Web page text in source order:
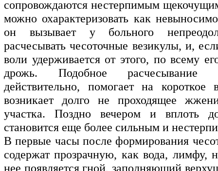
сопровождаются нестерпимым
можно охарактеризовать как
он вызывает у больного
расчесывать чесоточные везикулы, и,
воли удерживается от этого, по всему
дрожь. Подобное расчесывание
действительно, помогает на короткое
возникает долго не проходящее
участка. Поздно вечером и вплоть
становится еще более сильным и
В первые часы после формирования
содержат прозрачную, как вода, лимфу,
нее появляется гной, заполняющий